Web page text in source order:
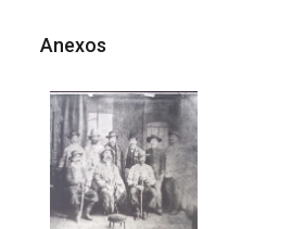
Anexos